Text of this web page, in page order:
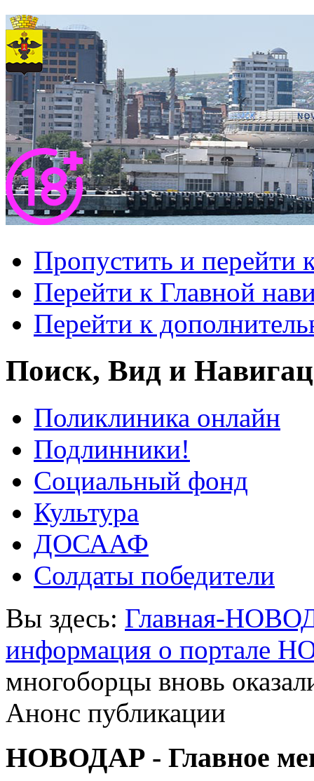
Пропустить и перейти
Перейти к Главной
Перейти к
Поиск, Вид и
Поликлиника онлайн
Подлинники!
Социальный фонд
Культура
ДОСААФ
Солдаты победители
Вы здесь: Главная-
информация о портале
многоборцы вновь
Анонс публикации
НОВОДАР - Главное